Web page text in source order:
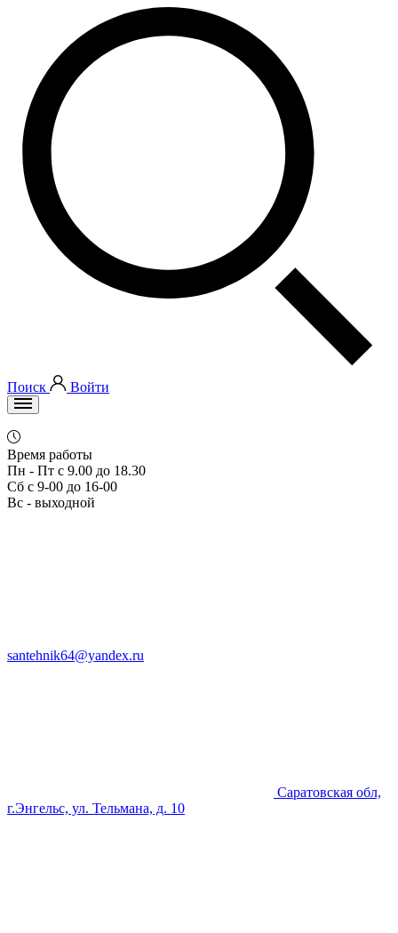
Поиск Войти
Время работы
Пн - Пт с 9.00 до 18.30
Сб с 9-00 до 16-00
Вс - выходной
santehnik64@yandex.ru
Саратовская обл,
г.Энгельс, ул. Тельмана, д. 10